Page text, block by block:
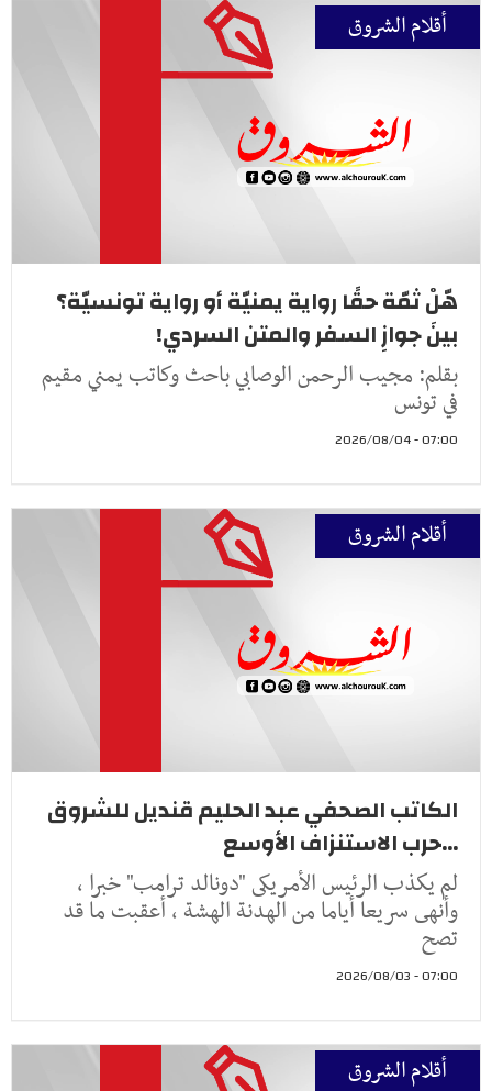
أقلام الشروق
هّلْ ثمّة حقًا رواية يمنيّة أو رواية تونسيّة؟
بينَ جوازِ السفر والمتن السردي!
بقلم: مجيب الرحمن الوصابي باحث وكاتب يمني مقيم
في تونس
07:00 - 2026/08/04
أقلام الشروق
الكاتب الصحفي عبد الحليم قنديل للشروق
...حرب الاستنزاف الأوسع
لم يكذب الرئيس الأمريكى "دونالد ترامب" خبرا ،
وأنهى سريعا أياما من الهدنة الهشة ، أعقبت ما قد
تصح
07:00 - 2026/08/03
أقلام الشروق